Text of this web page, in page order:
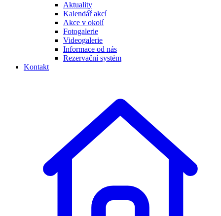
Aktuality
Kalendář akcí
Akce v okolí
Fotogalerie
Videogalerie
Informace od nás
Rezervační systém
Kontakt